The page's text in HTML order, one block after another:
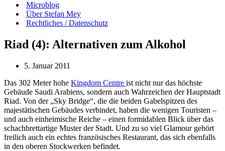
Microblog
Über Stefan Mey
Rechtliches / Datenschutz
Riad (4): Alternativen zum Alkohol
5. Januar 2011
Das 302 Meter hohe Kingdom Centre ist nicht nur das höchste
Gebäude Saudi Arabiens, sondern auch Wahrzeichen der Hauptstadt
Riad. Von der „Sky Bridge“, die die beiden Gabelspitzen des
majestätischen Gebäudes verbindet, haben die wenigen Touristen –
und auch einheimische Reiche – einen formidablen Blick über das
schachbrettartige Muster der Stadt. Und zu so viel Glamour gehört
freilich auch ein echtes französisches Restaurant, das sich ebenfalls
in den oberen Stockwerken befindet.